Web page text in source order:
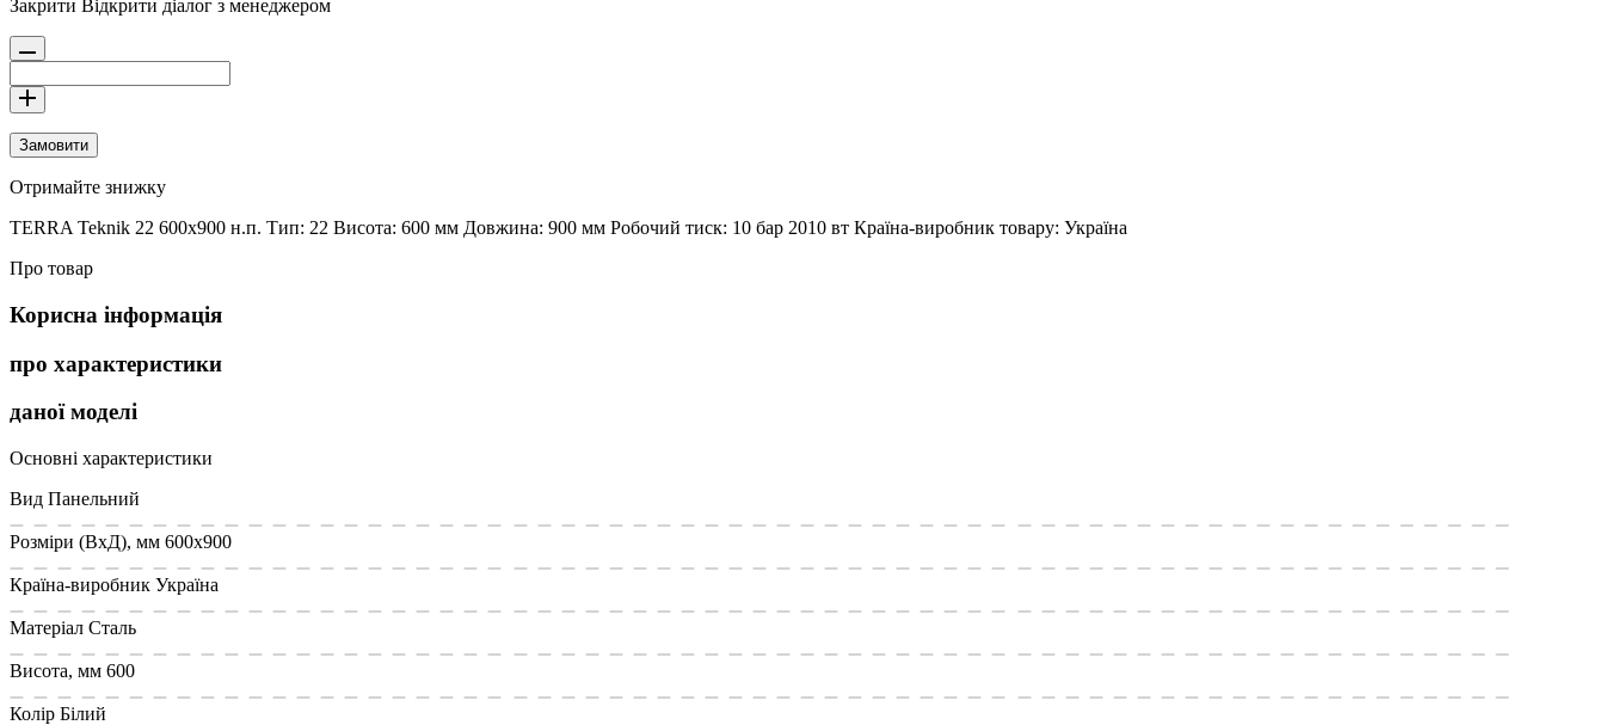
Закрити Відкрити діалог з менеджером
Замовити
Отримайте знижку
TERRA Teknik 22 600х900 н.п. Тип: 22 Висота: 600 мм Довжина: 900 мм Робочий тиск: 10 бар 2010 вт Країна-виробник товару: Україна
Про товар
Корисна інформація
про характеристики
даної моделі
Основні характеристики
Вид Панельний
Розміри (ВxД), мм 600x900
Країна-виробник Україна
Матеріал Сталь
Висота, мм 600
Колір Білий